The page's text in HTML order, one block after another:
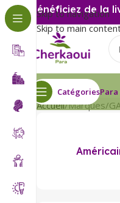
Skip to navigation
Skip to main
Bénéficiez de la
Catégories
Accueil Marques